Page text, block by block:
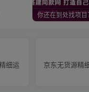
细运
京东无货源精